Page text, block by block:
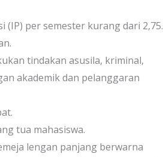
per semester kurang dari 2,75.
tindakan asusila, kriminal,
akademik dan pelanggaran
tua mahasiswa.
lengan panjang berwarna